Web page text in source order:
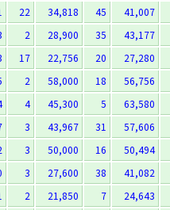
22 34,818 45 41,007
2 28,900 35 43,177
17 22,756 20 27,280
2 58,000 18 56,756
4 45,300 5 63,580
3 43,967 31 57,606
3 50,000 16 50,494
3 27,600 38 41,082
2 21,850 7 24,643